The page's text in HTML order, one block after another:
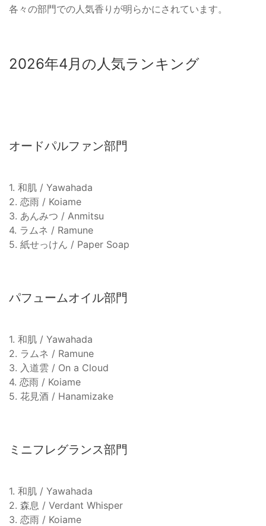
各々の部門での人気香りが明らかにされています。
2026年4月の人気ランキング
オードパルファン部門
1. 和肌 / Yawahada
2. 恋雨 / Koiame
3. あんみつ / Anmitsu
4. ラムネ / Ramune
5. 紙せっけん / Paper Soap
パフュームオイル部門
1. 和肌 / Yawahada
2. ラムネ / Ramune
3. 入道雲 / On a Cloud
4. 恋雨 / Koiame
5. 花見酒 / Hanamizake
ミニフレグランス部門
1. 和肌 / Yawahada
2. 森息 / Verdant Whisper
3. 恋雨 / Koiame